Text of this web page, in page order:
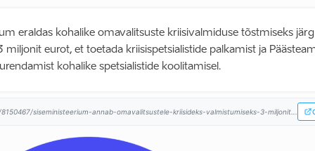
eraldas kohalike omavalitsuste kriisivalmiduse tõstmiseks
miljonit eurot, et toetada kriisispetsialistide palkamist ja
kohalike spetsialistide koolitamisel.
siseministeerium-annab-omavalitsustele-kriisideks-valmistumiseks-3-miljonit...